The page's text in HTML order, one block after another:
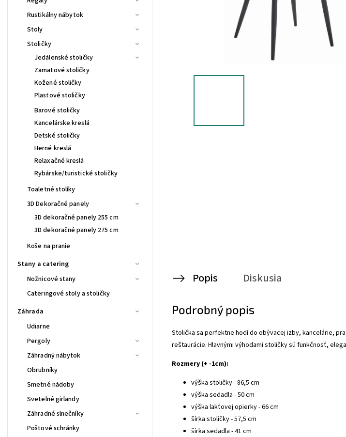
Rustikálny nábytok
Stoly
Stoličky
Jedálenské stoličky
Zamatové stoličky
Kožené stoličky
Plastové stoličky
Barové stoličky
Kancelárske kreslá
Detské stoličky
Herné kreslá
Relaxačné kreslá
Rybárske/turistické stoličky
Toaletné stolíky
3D Dekoračné panely
3D dekoračné panely 255 cm
3D dekoračné panely 275 cm
Koše na pranie
Stany a catering
Nožnicové stany
Cateringové stoly a stoličky
Záhrada
Udiarne
Pergoly
Záhradný nábytok
Obrubníky
Smetné nádoby
Svetelné girlandy
Záhradné slnečníky
Poštové schránky
Popis Diskusia
Podrobný popis
Stolička sa perfektne hodí do obývacej izby, kancelárie,
reštaurácie. Hlavnými výhodami stoličky sú funkčnosť,
Rozmery (+ -1cm):
výška stoličky - 86,5 cm
výška sedadla - 50 cm
výška lakťovej opierky - 66 cm
šírka stoličky - 57,5 ​​cm
šírka sedadla - 41 cm